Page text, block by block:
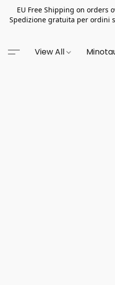
EU Free Shipping on orders
Spedizione gratuita per ordini
View All